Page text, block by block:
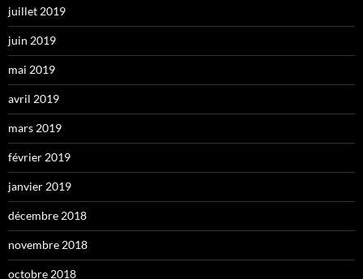
juillet 2019
juin 2019
mai 2019
avril 2019
mars 2019
février 2019
janvier 2019
décembre 2018
novembre 2018
octobre 2018